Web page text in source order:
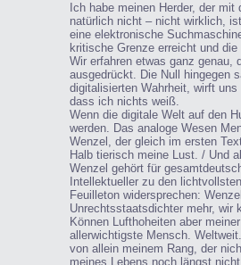
Ich habe meinen Herder, der
natürlich nicht – nicht wirklich,
eine elektronische
kritische Grenze erreicht und
Wir erfahren etwas ganz genau,
ausgedrückt. Die Null hingegen
digitalisierten Wahrheit, wirft
dass ich nichts weiß.
Wenn die digitale Welt auf den
werden. Das analoge Wesen
Wenzel, der gleich im ersten
Halb tierisch meine Lust. / Und
Wenzel gehört für
Intellektueller zu den
Feuilleton widersprechen:
Unrechtsstaatsdichter mehr, wir
Können Lufthoheiten aber
allerwichtigste Mensch.
von allein meinem Rang, der
meines Lebens noch längst